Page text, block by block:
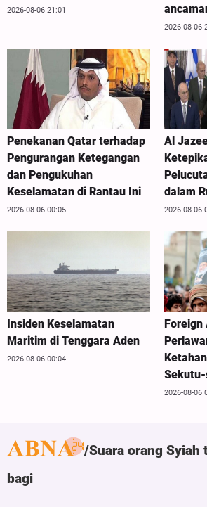
2026-08-06 21:01
2026-08-06
Penekanan Qatar terhadap
Pengurangan Ketegangan
dan Pengukuhan
Keselamatan di Rantau Ini
2026-08-06 00:05
Al
dalam
2026-08-06
Insiden Keselamatan
Maritim di Tenggara Aden
2026-08-06 00:04
Foreign
2026-08-06
Suara orang Syiah
bagi